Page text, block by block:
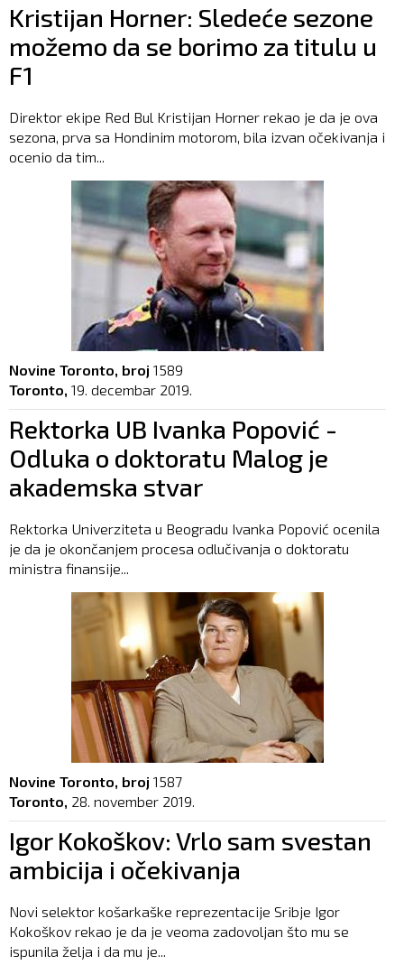
Kristijan Horner: Sledeće sezone
možemo da se borimo za titulu u
F1
Direktor ekipe Red Bul Kristijan Horner rekao je da je ova
sezona, prva sa Hondinim motorom, bila izvan očekivanja i
ocenio da tim...
Novine Toronto, broj 1589
Toronto, 19. decembar 2019.
Rektorka UB Ivanka Popović -
Odluka o doktoratu Malog je
akademska stvar
Rektorka Univerziteta u Beogradu Ivanka Popović ocenila
je da je okončanjem procesa odlučivanja o doktoratu
ministra finansije...
Novine Toronto, broj 1587
Toronto, 28. november 2019.
Igor Kokoškov: Vrlo sam svestan
ambicija i očekivanja
Novi selektor košarkaške reprezentacije Sribje Igor
Кokoškov rekao je da je veoma zadovoljan što mu se
ispunila želja i da mu je...